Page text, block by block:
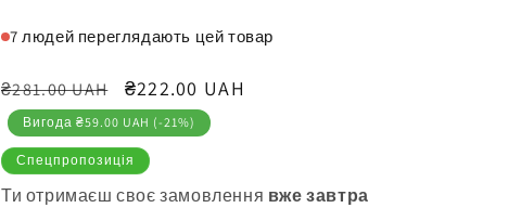
7 людей переглядають цей товар
Звичайна
ціна
₴281.00 UAH
Ціна
продажу
₴222.00 UAH
Вигода ₴59.00 UAH (-21%)
Спецпропозиція
Ти отримаєш своє замовлення вже завтра